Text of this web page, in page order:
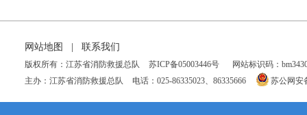
网站地图 联系我们
版权所有：江苏省消防救援总队 苏ICP备05003446号
网站标识码：
主办：江苏省消防救援总队
电话：025-86335023、86335666 苏公网安